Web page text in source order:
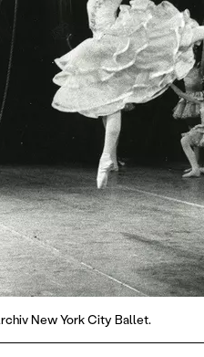
New York City Ballet.